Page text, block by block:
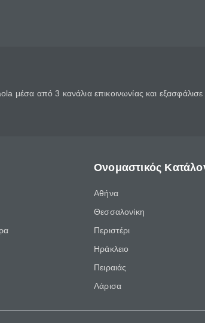
μέσα από 3 κανάλια επικοινωνίας και
Ονομαστικός
Αθήνα
Θεσσαλονίκη
Περιστέρι
Ηράκλειο
Πειραιάς
Λάρισα